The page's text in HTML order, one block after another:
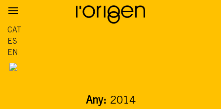
CAT
ES
EN
Any: 2014